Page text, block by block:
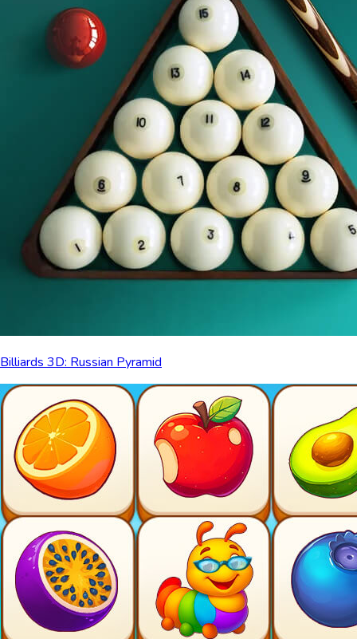
Billiards 3D: Russian Pyramid